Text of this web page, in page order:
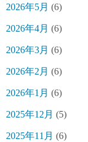
2026年5月 (6)
2026年4月 (6)
2026年3月 (6)
2026年2月 (6)
2026年1月 (6)
2025年12月 (5)
2025年11月 (6)